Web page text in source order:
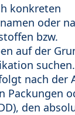
konkreten
oder
bzw.
auf der
nach der
Packungen
den